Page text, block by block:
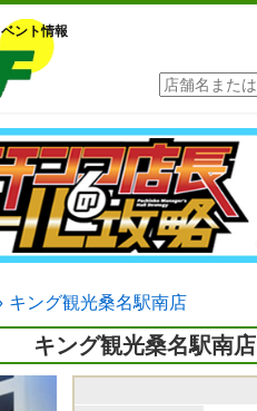
ント情報
キング観光桑名駅南店
キング観光桑名駅南店